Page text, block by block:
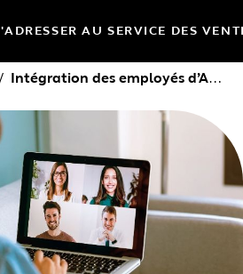
AU SERVICE DES
Intégration des employés d’Alight